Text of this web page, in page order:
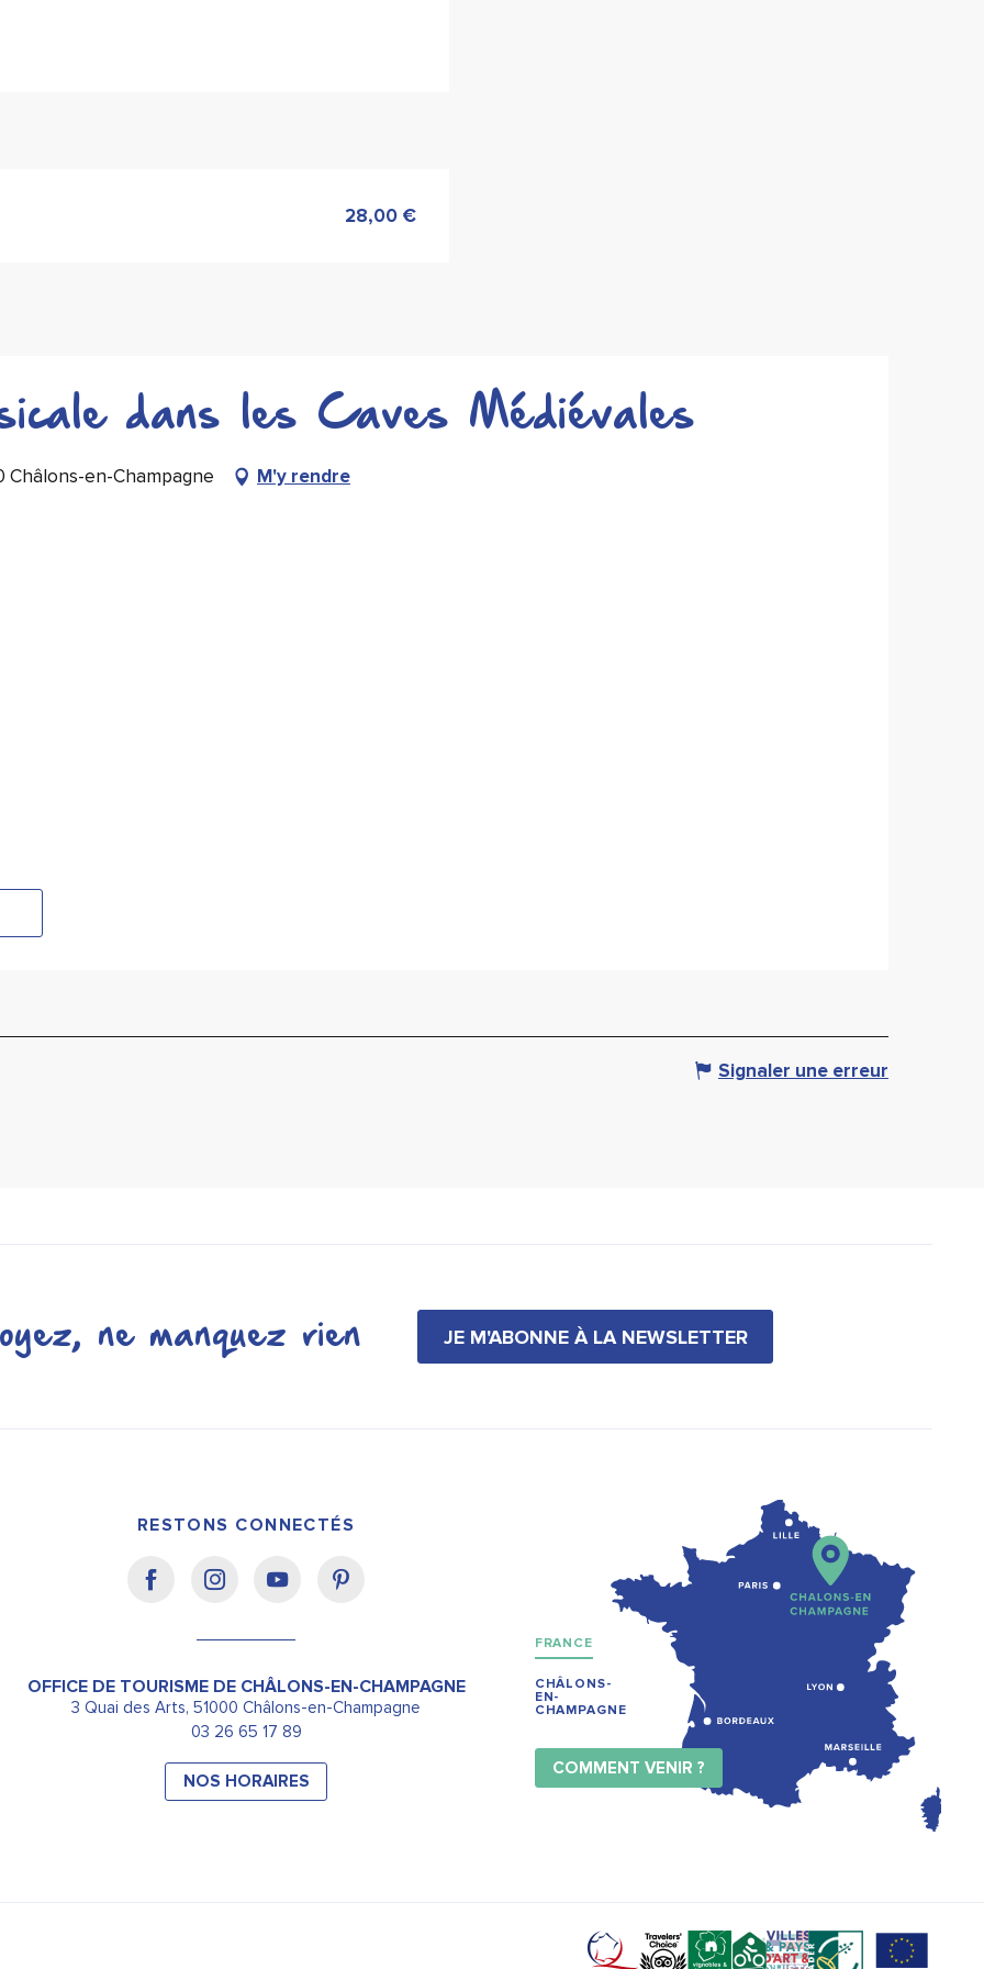
28,00 €
dans les Caves Médiévales
Châlons-en-Champagne M'y rendre
Signaler une erreur
ne manquez rien JE M'ABONNE À LA NEWSLETTER
RESTONS CONNECTÉS
OFFICE DE TOURISME DE CHÂLONS-EN-CHAMPAGNE
3 Quai des Arts, 51000 Châlons-en-Champagne
03 26 65 17 89
NOS HORAIRES
FRANCE
CHÂLONS-
EN-
CHAMPAGNE
COMMENT VENIR ?